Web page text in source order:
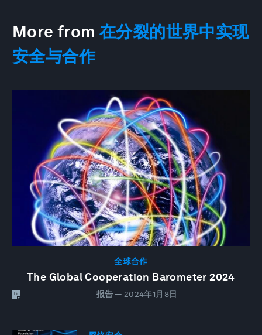
More from 在分裂的世界中实现
安全与合作
全球合作
The Global Cooperation Barometer 2024
报告 — 2024年1月8日